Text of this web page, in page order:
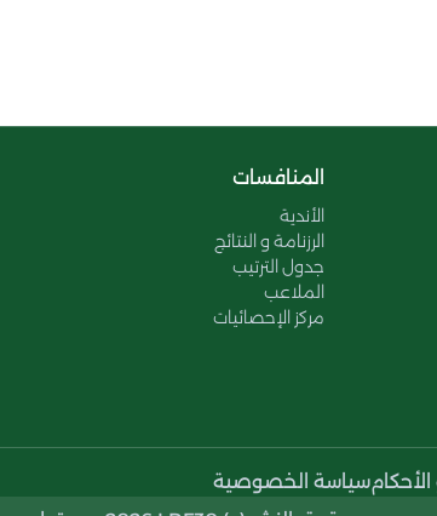
المنافسات
الأندية
الرزنامة و النتائج
جدول الترتيب
الملاعب
مركز الإحصائيات
سياسة الخصوصية